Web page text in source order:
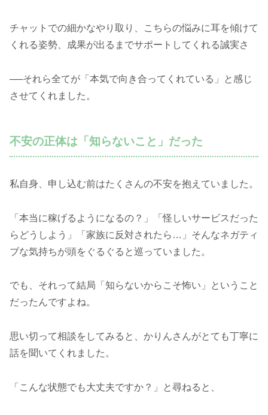
チャットでの細かなやり取り、こちらの悩みに耳を傾けて
くれる姿勢、成果が出るまでサポートしてくれる誠実さ
──それら全てが「本気で向き合ってくれている」と感じ
させてくれました。
不安の正体は「知らないこと」だった
私自身、申し込む前はたくさんの不安を抱えていました。
「本当に稼げるようになるの？」「怪しいサービスだった
らどうしよう」「家族に反対されたら…」そんなネガティ
ブな気持ちが頭をぐるぐると巡っていました。
でも、それって結局「知らないからこそ怖い」ということ
だったんですよね。
思い切って相談をしてみると、かりんさんがとても丁寧に
話を聞いてくれました。
「こんな状態でも大丈夫ですか？」と尋ねると、